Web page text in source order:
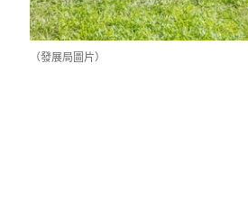
（發展局圖片）